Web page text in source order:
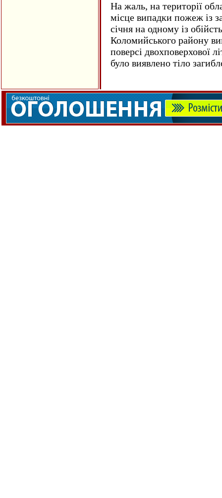
На жаль, на території
місце випадки пожеж із
січня на одному із
Коломийського району
поверсі двохповерхової
було виявлено тіло